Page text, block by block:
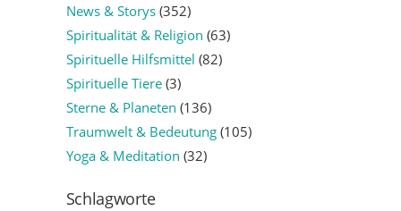
News & Storys(352)
Spiritualität & Religion (63)
Spirituelle Hilfsmittel (82)
Spirituelle Tiere(3)
Sterne & Planeten (136)
Traumwelt & Bedeutung(105)
Yoga & Meditation (32)
Schlagworte